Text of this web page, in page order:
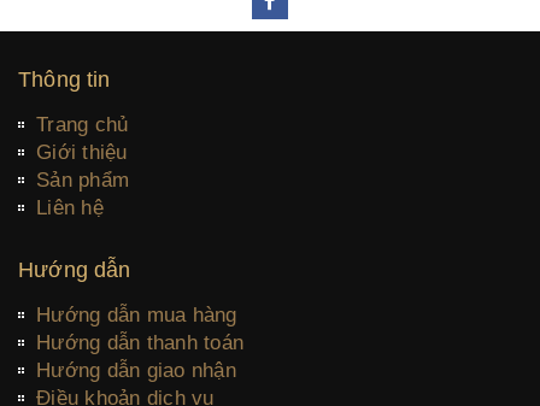
Thông tin
Trang chủ
Giới thiệu
Sản phẩm
Liên hệ
Hướng dẫn
Hướng dẫn mua hàng
Hướng dẫn thanh toán
Hướng dẫn giao nhận
Điều khoản dịch vụ